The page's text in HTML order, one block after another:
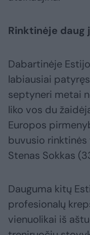
Rinktinėje daug
Dabartinėje
labiausiai
septyneri metai
liko vos du
Europos
buvusio rinktinės
Stenas Sokkas
Dauguma kitų
profesionalų
vienuolikai iš